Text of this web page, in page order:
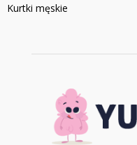
Kurtki męskie